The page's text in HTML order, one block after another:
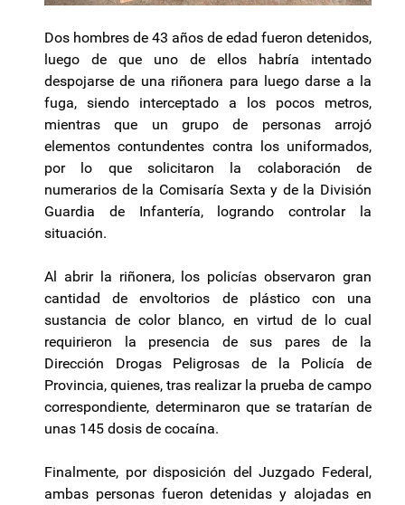
Dos hombres de 43 años de edad fueron detenidos,
luego de que uno de ellos habría intentado
despojarse de una riñonera para luego darse a la
fuga, siendo interceptado a los pocos metros,
mientras que un grupo de personas arrojó
elementos contundentes contra los uniformados,
por lo que solicitaron la colaboración de
numerarios de la Comisaría Sexta y de la División
Guardia de Infantería, logrando controlar la
situación.
Al abrir la riñonera, los policías observaron gran
cantidad de envoltorios de plástico con una
sustancia de color blanco, en virtud de lo cual
requirieron la presencia de sus pares de la
Dirección Drogas Peligrosas de la Policía de
Provincia, quienes, tras realizar la prueba de campo
correspondiente, determinaron que se tratarían de
unas 145 dosis de cocaína.
Finalmente, por disposición del Juzgado Federal,
ambas personas fueron detenidas y alojadas en